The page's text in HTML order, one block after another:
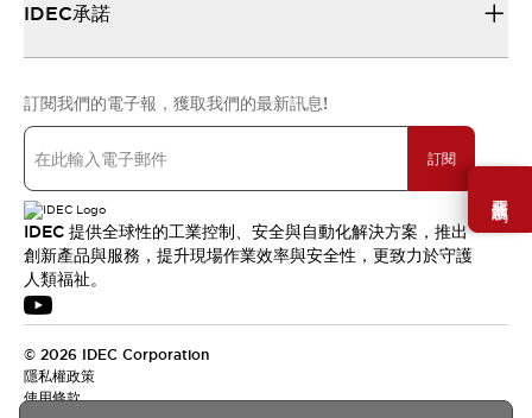
需要幫助嗎？
IDEC承諾
訂閱我們的電子報，獲取我們的最新訊息!
訂閱
IDEC 提供全球性的工業控制、安全與自動化解決方案，推出
創新產品與服務，提升現場作業效率與安全性，更致力於守護
人類福祉。
© 2026 IDEC Corporation
隱私權政策
使用條款